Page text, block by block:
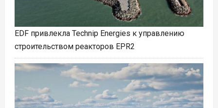
EDF привлекла Technip Energies к управлению
строительством реакторов EPR2